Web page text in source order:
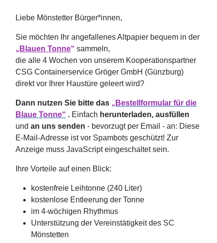
Liebe Mönstetter Bürger*innen,
Sie möchten Ihr angefallenes Altpapier bequem in der
„ Blauen Tonne“ sammeln,
die alle 4 Wochen von unserem Kooperationspartner
CSG Containerservice Gröger GmbH (Günzburg)
direkt vor Ihrer Haustüre geleert wird?
Dann nutzen Sie bitte das „Bestellformular für die
Blaue Tonne“ . Einfach herunterladen, ausfüllen
und an uns senden - bevorzugt per Email - an: Diese
E-Mail-Adresse ist vor Spambots geschützt! Zur
Anzeige muss JavaScript eingeschaltet sein.
Ihre Vorteile auf einen Blick:
kostenfreie Leihtonne (240 Liter)
kostenlose Entleerung der Tonne
im 4-wöchigen Rhythmus
Unterstützung der Vereinstätigkeit des SC
Mönstetten